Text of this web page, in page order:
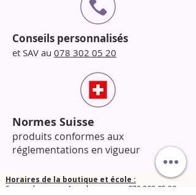
Conseils personnalisés
et SAV au 078 302 05 20
Normes Suisse
produits conformes aux
réglementations en vigueur
Horaires de la boutique et école :
Sur rendez-vous : Appelez-nous au 078 302 05 20